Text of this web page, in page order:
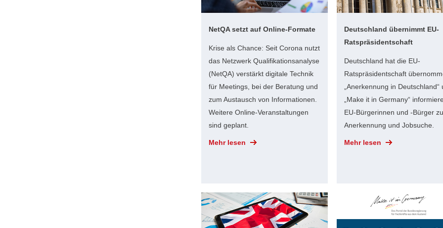
NetQA setzt auf Online-Formate
Krise als Chance: Seit Corona nutzt
das Netzwerk Qualifikationsanalyse
(NetQA) verstärkt digitale Technik
für Meetings, bei der Beratung und
zum Austausch von Informationen.
Weitere Online-Veranstaltungen
sind geplant.
Mehr lesen
Deutschland übernimmt EU-
Ratspräsidentschaft
Deutschland hat die EU-
Ratspräsidentschaft
„Anerkennung in Deutschland“
„Make it in Germany“
EU-Bürgerinnen und -Bürger zu
Anerkennung und Jobsuche.
Mehr lesen